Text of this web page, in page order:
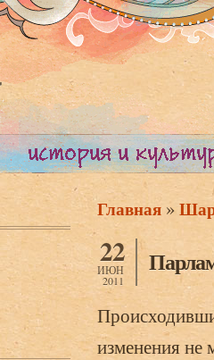
Вы здесь
Главная »
22
ИЮН
2011
изменения не